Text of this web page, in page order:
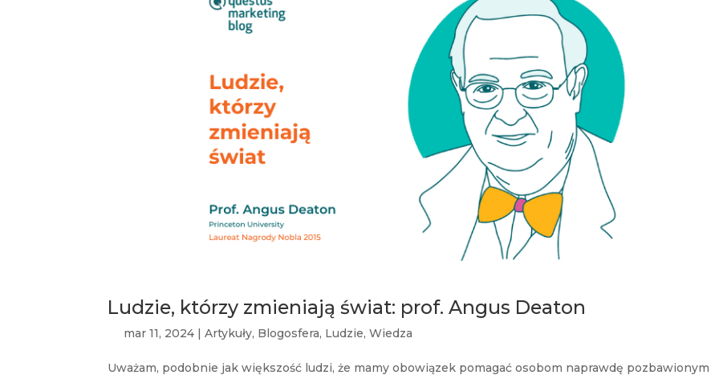
Ludzie, którzy zmieniają świat: prof. Angus Deaton
mar 11, 2024 |Artykuły, Blogosfera, Ludzie,Wiedza
Uważam, podobnie jak większość ludzi, że mamy obowiązek pomagać osobom naprawdę pozbawionym